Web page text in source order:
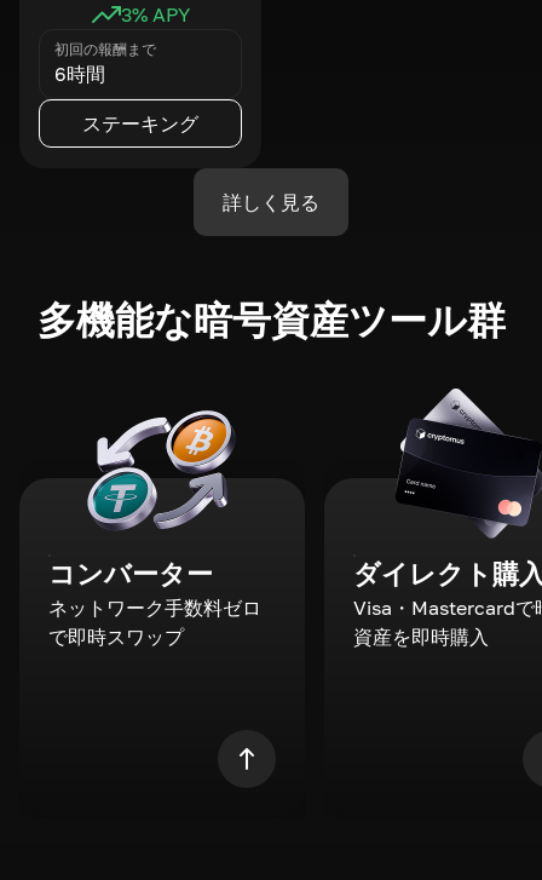
3% APY
初回の報酬まで
6時間
ステーキング
詳しく見る
多機能な暗号資産ツール群
コンバーター
ネットワーク手数料ゼロ
で即時スワップ
ダイレクト購
Visa・Mastercardで
資産を即時購入